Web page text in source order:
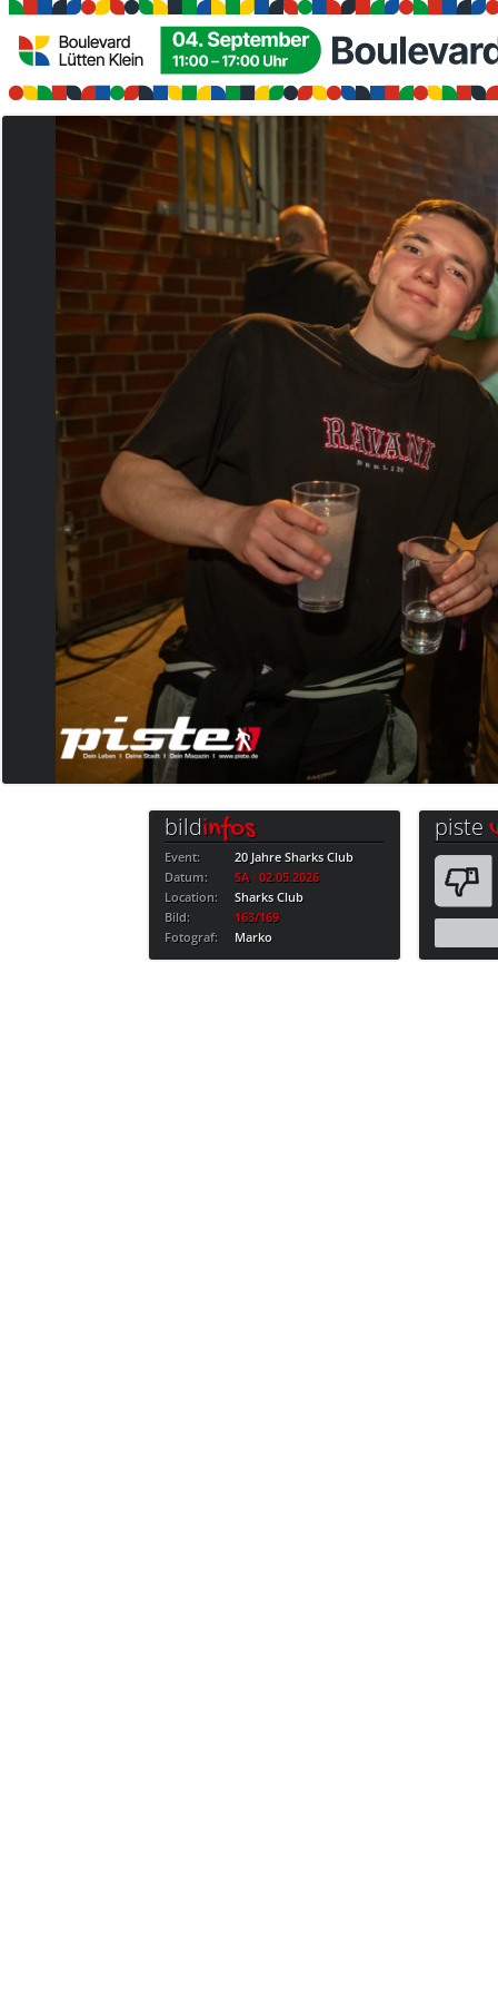
bildinfos
Event:
20 Jahre Sharks Club
Datum:
SA · 02.05.2026
Location:
Sharks Club
Bild:
163/169
Fotograf:
Marko
piste